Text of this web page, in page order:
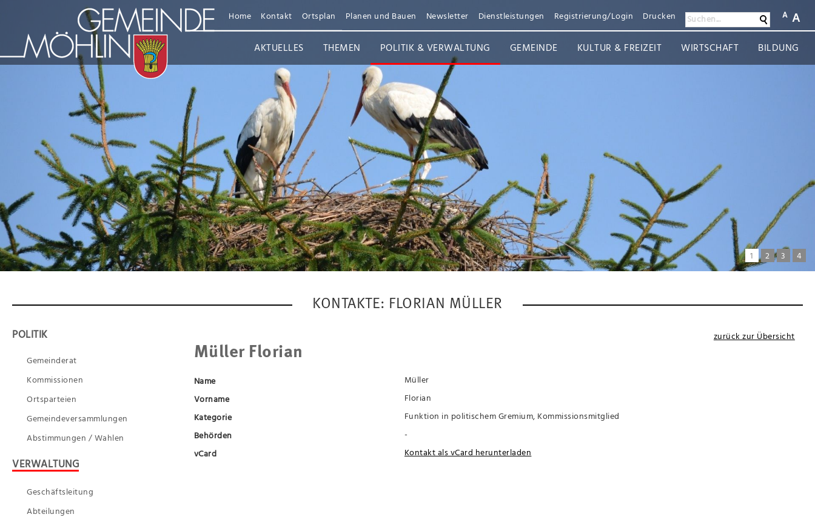
A A
Suchen...
Home Kontakt Ortsplan Planen und Bauen Newsletter Dienstleistungen Registrierung/Login DruckenSuchen
AKTUELLES THEMEN POLITIK & VERWALTUNG GEMEINDE KULTUR & FREIZEIT WIRTSCHAFT BILDUNG
1 2 3 4
KONTAKTE: FLORIAN MÜLLER
POLITIK
Gemeinderat
Kommissionen
Ortsparteien
Gemeindeversammlungen
Abstimmungen / Wahlen
VERWALTUNG
Geschäftsleitung
Abteilungen
zurück zur Übersicht
Müller Florian
Name
Müller
Vorname
Florian
Kategorie
Funktion in politischem Gremium, Kommissionsmitglied
Behörden
-
vCard
Kontakt als vCard herunterladen